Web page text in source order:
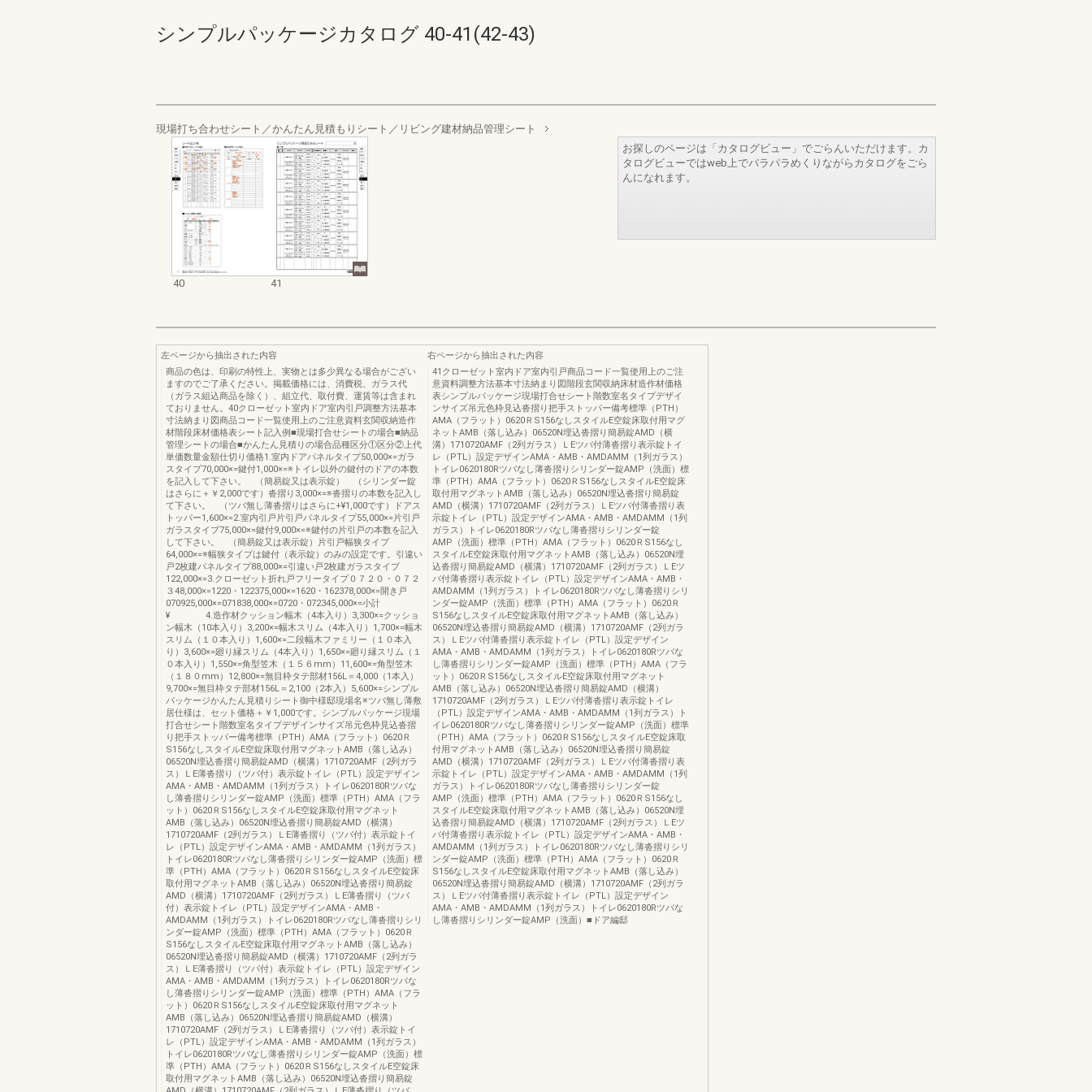
シンプルパッケージカタログ 40-41(42-43)
現場打ち合わせシート／かんたん見積もりシート／リビング建材納品管理シート
40 41
お探しのページは「カタログビュー」でごらんいただけます。カ
タログビューではweb上でパラパラめくりながらカタログをごら
んになれます。
左ページから抽出された内容
商品の色は、印刷の特性上、実物とは多少異なる場合がござい
ますのでご了承ください。掲載価格には、消費税、ガラス代
（ガラス組込商品を除く）、組立代、取付費、運賃等は含まれ
ておりません。40クローゼット室内ドア室内引戸調整方法基本
寸法納まり図商品コード一覧使用上のご注意資料玄関収納造作
材階段床材価格表シート記入例■現場打合せシートの場合■納品
管理シートの場合■かんたん見積りの場合品種区分①区分②上代
単価数量金額仕切り価格1.室内ドアパネルタイプ50,000×=ガラ
スタイプ70,000×=鍵付1,000×=※トイレ以外の鍵付のドアの本数
を記入して下さい。 （簡易錠又は表示錠） （シリンダー錠
はさらに＋￥2,000です）沓摺り3,000×=※沓摺りの本数を記入し
て下さい。 （ツバ無し薄沓摺りはさらに+¥1,000です）ドアス
トッパー1,600×=2.室内引戸片引戸パネルタイプ55,000×=片引戸
ガラスタイプ75,000×=鍵付9,000×=※鍵付の片引戸の本数を記入
して下さい。 （簡易錠又は表示錠）片引戸幅狭タイプ
64,000×=※幅狭タイプは鍵付（表示錠）のみの設定です。引違い
戸2枚建パネルタイプ88,000×=引違い戸2枚建ガラスタイプ
122,000×=3.クローゼット折れ戸フリータイプ０７２０・０７２
３48,000×=1220・122375,000×=1620・162378,000×=開き戸
070925,000×=071838,000×=0720・072345,000×=小計
¥ 4.造作材クッション幅木（4本入り）3,300×=クッショ
ン幅木（10本入り）3,200×=幅木スリム（4本入り）1,700×=幅木
スリム（１０本入り）1,600×=二段幅木ファミリー（１０本入
り）3,600×=廻り縁スリム（4本入り）1,650×=廻り縁スリム（１
０本入り）1,550×=角型笠木（１５６mm）11,600×=角型笠木
（１８０mm）12,800×=無目枠タテ部材156L＝4,000（1本入）
9,700×=無目枠タテ部材156L＝2,100（2本入）5,600×=シンプル
パッケージかんたん見積りシート御中様邸現場名※ツバ無し薄敷
居仕様は、セット価格＋￥1,000です。シンプルパッケージ現場
打合せシート階数室名タイプデザインサイズ吊元色枠見込沓摺
り把手ストッパー備考標準（PTH）AMA（フラット）0620Ｒ
S156なしスタイルE空錠床取付用マグネットAMB（落し込み）
06520N埋込沓摺り簡易錠AMD（横溝）1710720AMF（2列ガラ
ス）ＬE薄沓摺り（ツバ付）表示錠トイレ（PTL）設定デザイン
AMA・AMB・AMDAMM（1列ガラス）トイレ0620180Rツバな
し薄沓摺りシリンダー錠AMP（洗面）標準（PTH）AMA（フラ
ット）0620ＲS156なしスタイルE空錠床取付用マグネット
AMB（落し込み）06520N埋込沓摺り簡易錠AMD（横溝）
1710720AMF（2列ガラス）ＬE薄沓摺り（ツバ付）表示錠トイ
レ（PTL）設定デザインAMA・AMB・AMDAMM（1列ガラス）
トイレ0620180Rツバなし薄沓摺りシリンダー錠AMP（洗面）標
準（PTH）AMA（フラット）0620ＲS156なしスタイルE空錠床
取付用マグネットAMB（落し込み）06520N埋込沓摺り簡易錠
AMD（横溝）1710720AMF（2列ガラス）ＬE薄沓摺り（ツバ
付）表示錠トイレ（PTL）設定デザインAMA・AMB・
AMDAMM（1列ガラス）トイレ0620180Rツバなし薄沓摺りシリ
ンダー錠AMP（洗面）標準（PTH）AMA（フラット）0620Ｒ
S156なしスタイルE空錠床取付用マグネットAMB（落し込み）
06520N埋込沓摺り簡易錠AMD（横溝）1710720AMF（2列ガラ
ス）ＬE薄沓摺り（ツバ付）表示錠トイレ（PTL）設定デザイン
AMA・AMB・AMDAMM（1列ガラス）トイレ0620180Rツバな
し薄沓摺りシリンダー錠AMP（洗面）標準（PTH）AMA（フラ
ット）0620ＲS156なしスタイルE空錠床取付用マグネット
AMB（落し込み）06520N埋込沓摺り簡易錠AMD（横溝）
1710720AMF（2列ガラス）ＬE薄沓摺り（ツバ付）表示錠トイ
レ（PTL）設定デザインAMA・AMB・AMDAMM（1列ガラス）
トイレ0620180Rツバなし薄沓摺りシリンダー錠AMP（洗面）標
準（PTH）AMA（フラット）0620ＲS156なしスタイルE空錠床
取付用マグネットAMB（落し込み）06520N埋込沓摺り簡易錠
右ページから抽出された内容
41クローゼット室内ドア室内引戸商品コード一覧使用上のご注
意資料調整方法基本寸法納まり図階段玄関収納床材造作材価格
表シンプルパッケージ現場打合せシート階数室名タイプデザイ
ンサイズ吊元色枠見込沓摺り把手ストッパー備考標準（PTH）
AMA（フラット）0620ＲS156なしスタイルE空錠床取付用マグ
ネットAMB（落し込み）06520N埋込沓摺り簡易錠AMD（横
溝）1710720AMF（2列ガラス）ＬEツバ付薄沓摺り表示錠トイ
レ（PTL）設定デザインAMA・AMB・AMDAMM（1列ガラス）
トイレ0620180Rツバなし薄沓摺りシリンダー錠AMP（洗面）標
準（PTH）AMA（フラット）0620ＲS156なしスタイルE空錠床
取付用マグネットAMB（落し込み）06520N埋込沓摺り簡易錠
AMD（横溝）1710720AMF（2列ガラス）ＬEツバ付薄沓摺り表
示錠トイレ（PTL）設定デザインAMA・AMB・AMDAMM（1列
ガラス）トイレ0620180Rツバなし薄沓摺りシリンダー錠
AMP（洗面）標準（PTH）AMA（フラット）0620ＲS156なし
スタイルE空錠床取付用マグネットAMB（落し込み）06520N埋
込沓摺り簡易錠AMD（横溝）1710720AMF（2列ガラス）ＬEツ
バ付薄沓摺り表示錠トイレ（PTL）設定デザインAMA・AMB・
AMDAMM（1列ガラス）トイレ0620180Rツバなし薄沓摺りシリ
ンダー錠AMP（洗面）標準（PTH）AMA（フラット）0620Ｒ
S156なしスタイルE空錠床取付用マグネットAMB（落し込み）
06520N埋込沓摺り簡易錠AMD（横溝）1710720AMF（2列ガラ
ス）ＬEツバ付薄沓摺り表示錠トイレ（PTL）設定デザイン
AMA・AMB・AMDAMM（1列ガラス）トイレ0620180Rツバな
し薄沓摺りシリンダー錠AMP（洗面）標準（PTH）AMA（フラ
ット）0620ＲS156なしスタイルE空錠床取付用マグネット
AMB（落し込み）06520N埋込沓摺り簡易錠AMD（横溝）
1710720AMF（2列ガラス）ＬEツバ付薄沓摺り表示錠トイレ
（PTL）設定デザインAMA・AMB・AMDAMM（1列ガラス）ト
イレ0620180Rツバなし薄沓摺りシリンダー錠AMP（洗面）標準
（PTH）AMA（フラット）0620ＲS156なしスタイルE空錠床取
付用マグネットAMB（落し込み）06520N埋込沓摺り簡易錠
AMD（横溝）1710720AMF（2列ガラス）ＬEツバ付薄沓摺り表
示錠トイレ（PTL）設定デザインAMA・AMB・AMDAMM（1列
ガラス）トイレ0620180Rツバなし薄沓摺りシリンダー錠
AMP（洗面）標準（PTH）AMA（フラット）0620ＲS156なし
スタイルE空錠床取付用マグネットAMB（落し込み）06520N埋
込沓摺り簡易錠AMD（横溝）1710720AMF（2列ガラス）ＬEツ
バ付薄沓摺り表示錠トイレ（PTL）設定デザインAMA・AMB・
AMDAMM（1列ガラス）トイレ0620180Rツバなし薄沓摺りシリ
ンダー錠AMP（洗面）標準（PTH）AMA（フラット）0620Ｒ
S156なしスタイルE空錠床取付用マグネットAMB（落し込み）
06520N埋込沓摺り簡易錠AMD（横溝）1710720AMF（2列ガラ
ス）ＬEツバ付薄沓摺り表示錠トイレ（PTL）設定デザイン
AMA・AMB・AMDAMM（1列ガラス）トイレ0620180Rツバな
し薄沓摺りシリンダー錠AMP（洗面）■ドア編邸